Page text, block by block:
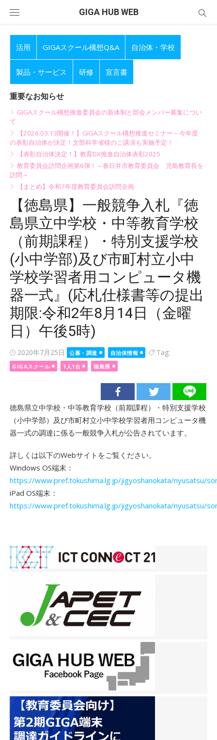
GIGA HUB WEB
活用 GIGAスクール構想Q&A 自治体・学校
製品・サービス 研修 宣言書
重要なお知らせ
GIGAスクール構想推進委員会の新体制と部会メンバー募集につい
て
【2026.03.13開催！】GIGAスクール構想推進セミナー～今年度
の表彰自治体が決定！文部科学省様のご講演も実施予定！
【表彰自治体決定！】教育DX推進自治体表彰2025
教育委員会訪問企画第6弾！～春日井市教育委員会 児島教育長を
訪問～
【まとめ】令和7年度教育委員会訪問企画
【徳島県】一般競争入札『徳
島県立中学校・中等教育学校
（前期課程）・特別支援学校
(小中学部)及び市町村立小中
学校学習者用コンピュータ機
器一式』(応札仕様書等の提出
期限:令和2年8月14日（金曜
日）午後5時)
Posted
on
2020年7月25日 公募・調達 自治体情報 Tag:
GIGAスクール 1人1台 徳島県
徳島県立中学校・中等教育学校（前期課程）・特別支援学校
（小中学部）及び市町村立小中学校学習者用コンピュータ機
器一式の調達に係る一般競争入札が公告されています。
詳しくは以下のWebサイトをご覧ください。
Windows OS端末：
https://www.pref.tokushima.lg.jp/jigyoshanokata/nyusatsu/
iPad OS端末：
https://www.pref.tokushima.lg.jp/jigyoshanokata/nyusatsu/